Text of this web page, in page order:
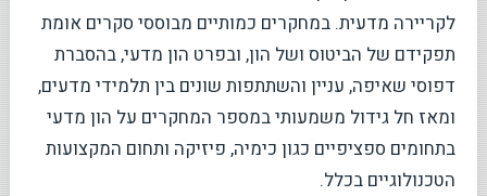
לקריירה מדעית. במחקרים כמותיים מבוססי סקרים אומת
תפקידם של הביטוס ושל הון, ובפרט הון מדעי, בהסברת
דפוסי שאיפה, עניין והשתתפות שונים בין תלמידי מדעים,
ומאז חל גידול משמעותי במספר המחקרים על הון מדעי
בתחומים ספציפיים כגון כימיה, פיזיקה ותחום המקצועות
הטכנולוגיים בכלל.